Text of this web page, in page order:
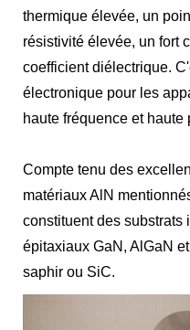
thermique élevée, un
résistivité élevée, un fort
coefficient diélectrique.
électronique pour les
haute fréquence et haute
Compte tenu des
matériaux AlN
constituent des substrats
épitaxiaux GaN, AlGaN
saphir ou SiC.